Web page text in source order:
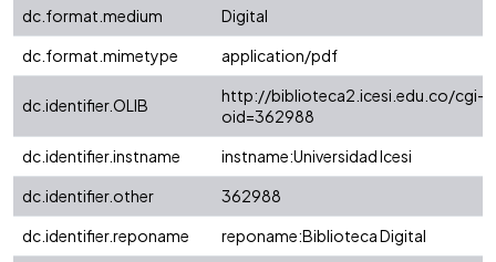
dc.format.medium
Digital
dc.format.mimetype
application/pdf
dc.identifier.OLIB
http://biblioteca2.icesi.edu.co/cgi-
oid=362988
dc.identifier.instname
instname:Universidad Icesi
dc.identifier.other
362988
dc.identifier.reponame
reponame:Biblioteca Digital